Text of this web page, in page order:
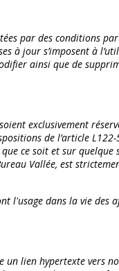
par des conditions
à jour s’imposent à
ainsi que de
exclusivement
de l’article L122-
ce soit et sur quelque
Vallée, est
l'usage dans la vie des
un lien hypertexte vers